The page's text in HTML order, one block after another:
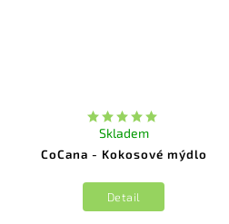
CoCana - Kokosové mýdlo
Skladem
Detail